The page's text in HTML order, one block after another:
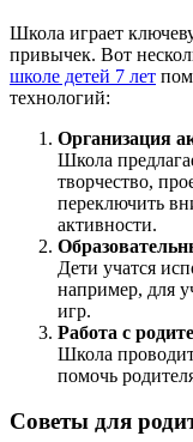
Школа играет
привычек. Вот
школе детей 7 лет
технологий:
Организация
Школа
творчество,
переключить
активности.
Дети учатся
например, для
игр.
Работа с
Школа
помочь
Советы для